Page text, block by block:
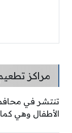
مراكز
تنتشر في
الأطفال وهي